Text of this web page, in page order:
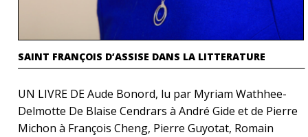
SAINT FRANÇOIS D’ASSISE DANS LA LITTERATURE
UN LIVRE DE Aude Bonord, lu par Myriam Wathhee-
Delmotte De Blaise Cendrars à André Gide et de Pierre
Michon à François Cheng, Pierre Guyotat, Romain